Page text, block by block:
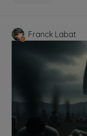
Franck Labat